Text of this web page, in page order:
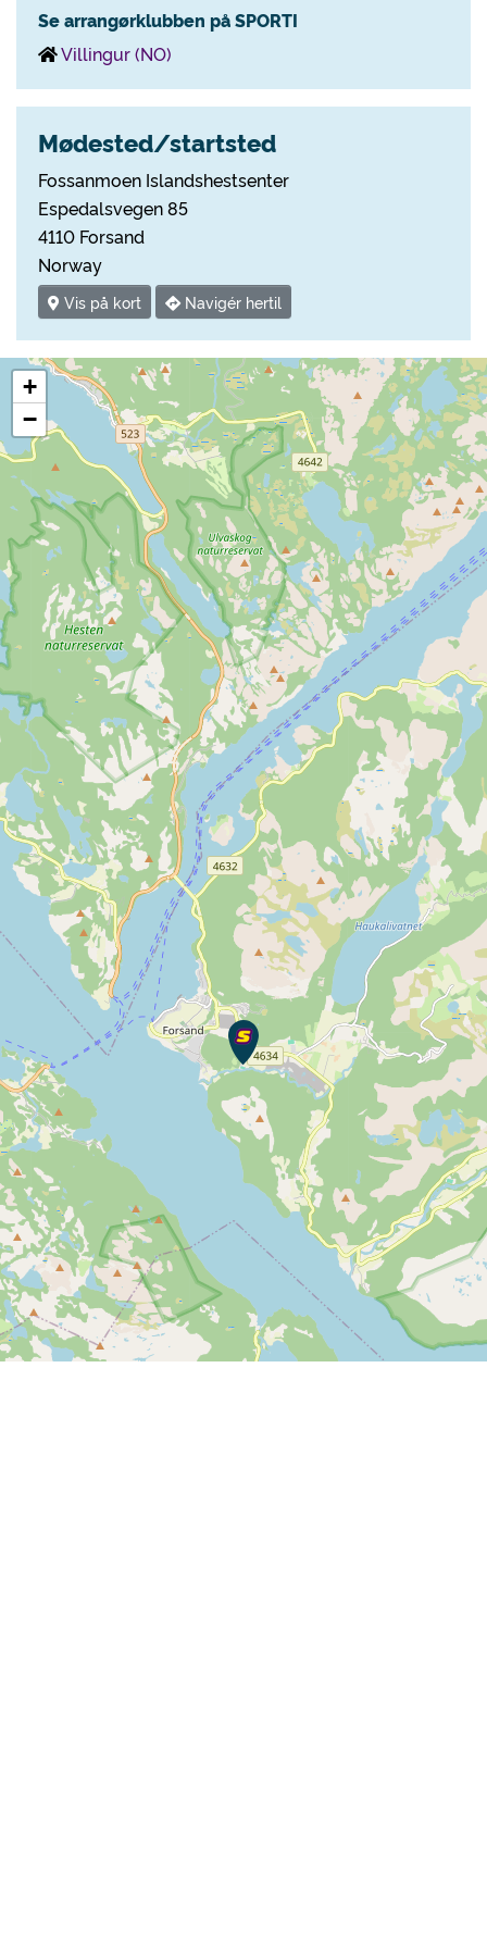
Se arrangørklubben på SPORTI
Villingur (NO)
Mødested/startsted
Fossanmoen Islandshestsenter
Espedalsvegen 85
4110 Forsand
Norway
Vis på kort Navigér hertil
+
−